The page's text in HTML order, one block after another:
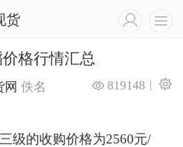
货
格行情汇总
网 佚名 |
819148
的收购价格为2560元/